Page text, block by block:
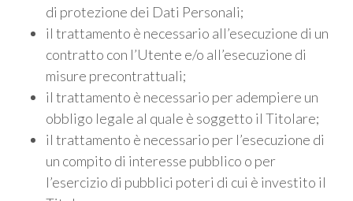
di protezione dei Dati Personali;
il trattamento è necessario all’esecuzione di un
contratto con l’Utente e/o all’esecuzione di
misure precontrattuali;
il trattamento è necessario per adempiere un
obbligo legale al quale è soggetto il Titolare;
il trattamento è necessario per l’esecuzione di
un compito di interesse pubblico o per
l’esercizio di pubblici poteri di cui è investito il
Altre
opzioni
multiscelta
Giardino